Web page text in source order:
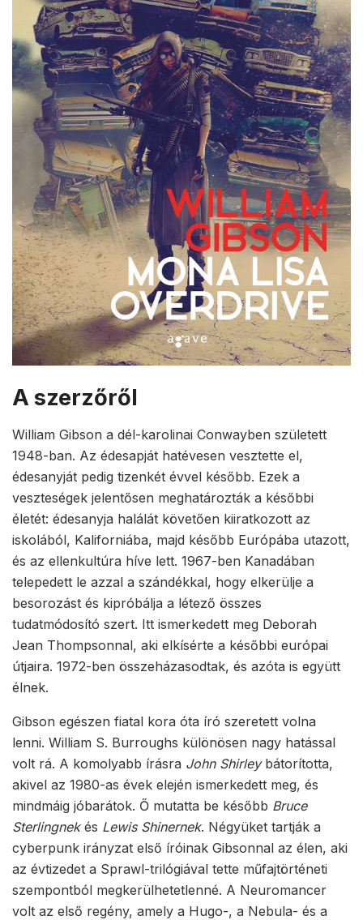
A szerzőről
William Gibson a dél-karolinai Conwayben született
1948-ban. Az édesapját hatévesen vesztette el,
édesanyját pedig tizenkét évvel később. Ezek a
veszteségek jelentősen meghatározták a későbbi
életét: édesanyja halálát követően kiiratkozott az
iskolából, Kaliforniába, majd később Európába utazott,
és az ellenkultúra híve lett. 1967-ben Kanadában
telepedett le azzal a szándékkal, hogy elkerülje a
besorozást és kipróbálja a létező összes
tudatmódosító szert. Itt ismerkedett meg Deborah
Jean Thompsonnal, aki elkísérte a későbbi európai
útjaira. 1972-ben összeházasodtak, és azóta is együtt
élnek.
Gibson egészen fiatal kora óta író szeretett volna
lenni. William S. Burroughs különösen nagy hatással
volt rá. A komolyabb írásra John Shirleybátorította,
akivel az 1980-as évek elején ismerkedett meg, és
mindmáig jóbarátok. Ő mutatta be később Bruce
Sterlingnekés Lewis Shinernek. Négyüket tartják a
cyberpunk irányzat első íróinak Gibsonnal az élen, aki
az évtizedet a Sprawl-trilógiával tette műfajtörténeti
szempontból megkerülhetetlenné. A Neuromancer
volt az első regény, amely a Hugo-, a Nebula- és a